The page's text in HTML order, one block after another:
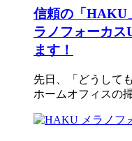
信頼の「HAKU
ラノフォーカ
ます！
先日、「どうして
ホームオフィスの